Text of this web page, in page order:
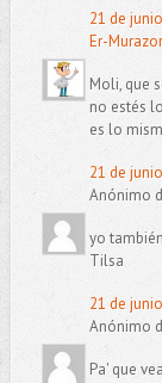
21 de
Er-Murazor
Moli, que
no estés
es lo
21 de
Anónimo
yo
Tilsa
21 de
Anónimo
Pa' que